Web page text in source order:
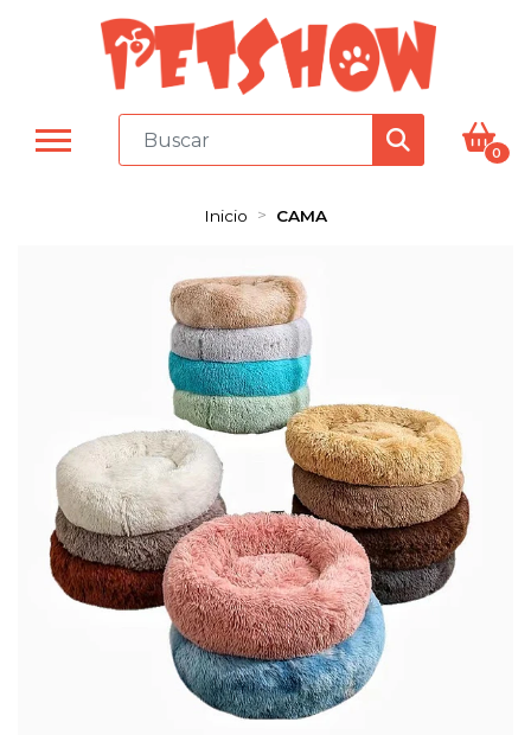
0
Inicio CAMA